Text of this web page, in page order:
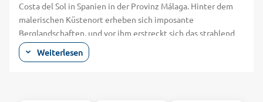
Costa del Sol in Spanien in der Provinz Málaga. Hinter dem
malerischen Küstenort erheben sich imposante
Berglandschaften, und vor ihm erstreckt sich das strahlend
blaue Meer. Inmitten dieser paradiesischen Landschaft
nächtigen Sie in überaus komfortablen Hotels. Die Hotels in
Weiterlesen